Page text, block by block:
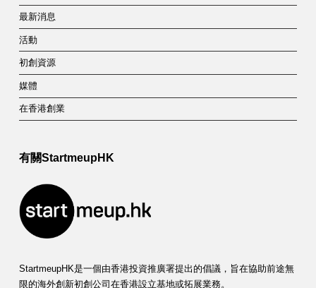
最新消息
活動
初創資源
媒體
在香港創業
有關StartmeupHK
StartmeupHK是一個由香港投資推廣署提出的倡議，旨在協助前途無
限的海外創新初創公司在香港設立基地或拓展業務。